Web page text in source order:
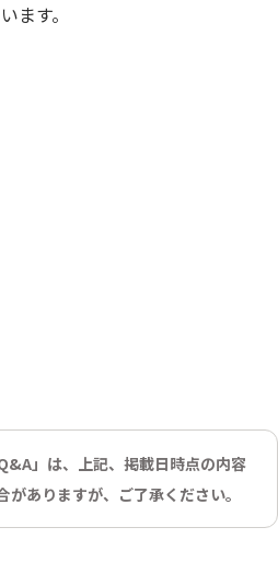
ます。
」は、上記、掲載日時点の内容
がありますが、ご了承ください。